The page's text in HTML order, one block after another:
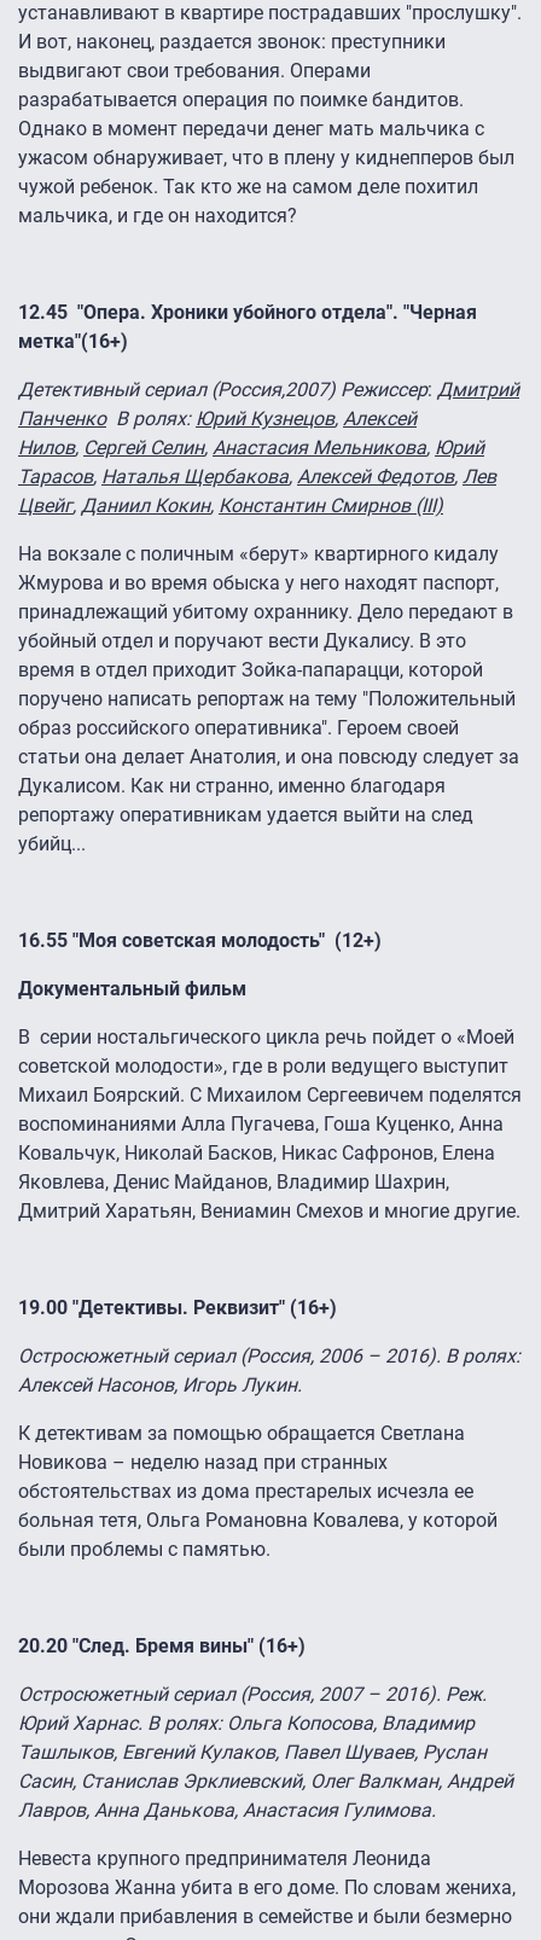
устанавливают в квартире пострадавших "прослушку".
И вот, наконец, раздается звонок: преступники
выдвигают свои требования. Операми
разрабатывается операция по поимке бандитов.
Однако в момент передачи денег мать мальчика с
ужасом обнаруживает, что в плену у киднепперов был
чужой ребенок. Так кто же на самом деле похитил
мальчика, и где он находится?
12.45 "Опера. Хроники убойного отдела". "Черная
метка"(16+)
Детективный сериал (Россия,2007) Режиссер: Дмитрий
ПанченкоВ ролях: Юрий Кузнецов, Алексей
Нилов, Сергей Селин, Анастасия Мельникова, Юрий
Тарасов, Наталья Щербакова, Алексей Федотов, Лев
Цвейг, Даниил Кокин, Константин Смирнов (III)
На вокзале с поличным «берут» квартирного кидалу
Жмурова и во время обыска у него находят паспорт,
принадлежащий убитому охраннику. Дело передают в
убойный отдел и поручают вести Дукалису. В это
время в отдел приходит Зойка-папарацци, которой
поручено написать репортаж на тему "Положительный
образ российского оперативника". Героем своей
статьи она делает Анатолия, и она повсюду следует за
Дукалисом. Как ни странно, именно благодаря
репортажу оперативникам удается выйти на след
убийц...
16.55 "Моя советская молодость" (12+)
Документальный фильм
В серии ностальгического цикла речь пойдет о «Моей
советской молодости», где в роли ведущего выступит
Михаил Боярский. С Михаилом Сергеевичем поделятся
воспоминаниями Алла Пугачева, Гоша Куценко, Анна
Ковальчук, Николай Басков, Никас Сафронов, Елена
Яковлева, Денис Майданов, Владимир Шахрин,
Дмитрий Харатьян, Вениамин Смехов и многие другие.
19.00 "Детективы. Реквизит" (16+)
Остросюжетный сериал (Россия, 2006 – 2016). В ролях:
Алексей Насонов, Игорь Лукин.
К детективам за помощью обращается Светлана
Новикова – неделю назад при странных
обстоятельствах из дома престарелых исчезла ее
больная тетя, Ольга Романовна Ковалева, у которой
были проблемы с памятью.
20.20 "След. Бремя вины" (16+)
Остросюжетный сериал (Россия, 2007 – 2016). Реж.
Юрий Харнас. В ролях: Ольга Копосова, Владимир
Ташлыков, Евгений Кулаков, Павел Шуваев, Руслан
Сасин, Станислав Эрклиевский, Олег Валкман, Андрей
Лавров, Анна Данькова, Анастасия Гулимова.
Невеста крупного предпринимателя Леонида
Морозова Жанна убита в его доме. По словам жениха,
они ждали прибавления в семействе и были безмерно